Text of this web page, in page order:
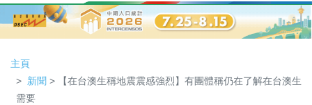
主頁
新聞 > 【在台澳生稱地震震感強烈】有團體稱仍在了解在台澳生
需要